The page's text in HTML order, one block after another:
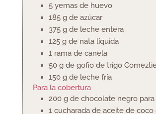
5 yemas de huevo
185 g de azúcar
375 g de leche entera
125 g de nata líquida
1 rama de canela
50 g de gofio de trigo
150 g de leche fría
Para la cobertura
200 g de chocolate negro
1 cucharada de aceite de coco